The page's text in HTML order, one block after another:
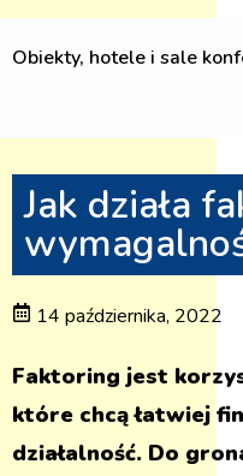
Obiekty, hotele i sale
Jak działa
14 października, 2022
Faktoring jest
które chcą łatwiej
działalność. Do